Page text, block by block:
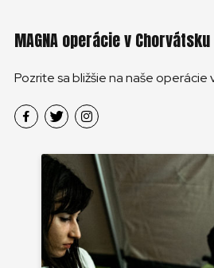
MAGNA operácie v Chorvátsku
Pozrite sa bližšie na naše operácie